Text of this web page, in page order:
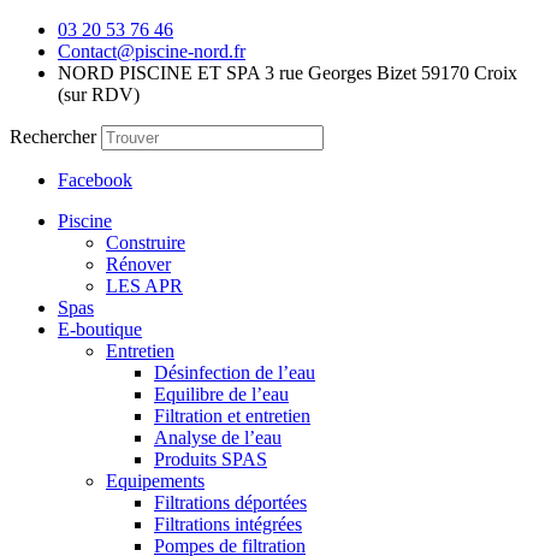
03 20 53 76 46
Contact@piscine-nord.fr
NORD PISCINE ET SPA 3 rue Georges Bizet 59170 Croix
(sur RDV)
Rechercher
Facebook
Piscine
Construire
Rénover
LES APR
Spas
E-boutique
Entretien
Désinfection de l’eau
Equilibre de l’eau
Filtration et entretien
Analyse de l’eau
Produits SPAS
Equipements
Filtrations déportées
Filtrations intégrées
Pompes de filtration